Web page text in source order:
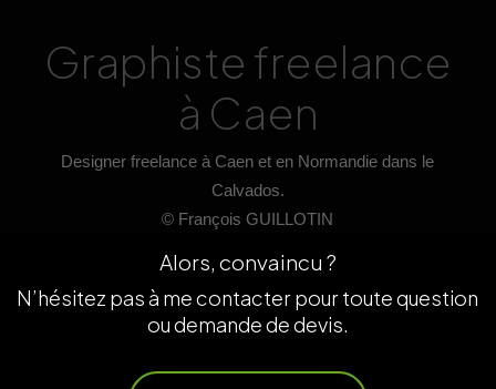
Graphiste freelance
à Caen
Designer freelance à Caen et en Normandie dans le
Calvados.
© François GUILLOTIN
Alors, convaincu ?
N’hésitez pas à me contacter pour toute question
ou demande de devis.